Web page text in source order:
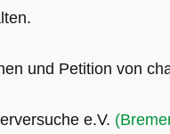
und Petition von
e.V.